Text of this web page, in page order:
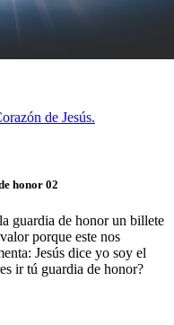
de Jesús.
honor 02
guardia de honor un billete
porque este nos
Jesús dice yo soy el
ir tú guardia de honor?